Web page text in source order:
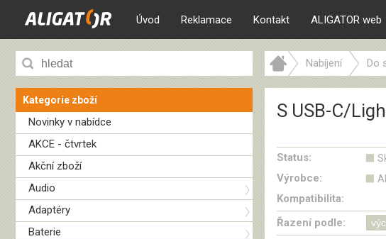
Úvod Reklamace Kontakt ALIGATOR web
Kategorie zboží
Novinky v nabídce
AKCE - čtvrtek
Akční zboží
Audio
Adaptéry
Baterie
Nabíjení Do
S USB-C/
Status:
Výrobce:
Kompatibilita:
Řazení podle: